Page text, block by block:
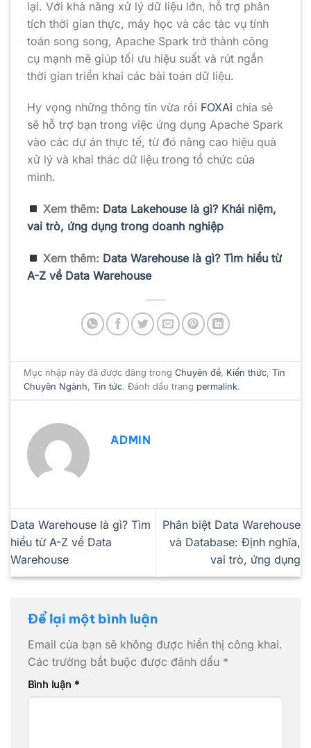
lại. Với khả năng xử lý dữ liệu lớn, hỗ trợ phân
tích thời gian thực, máy học và các tác vụ tính
toán song song, Apache Spark trở thành công
cụ mạnh mẽ giúp tối ưu hiệu suất và rút ngắn
thời gian triển khai các bài toán dữ liệu.
Hy vọng những thông tin vừa rồi FOXAi chia sẻ
sẽ hỗ trợ bạn trong việc ứng dụng Apache Spark
vào các dự án thực tế, từ đó nâng cao hiệu quả
xử lý và khai thác dữ liệu trong tổ chức của
mình.
Xem thêm: Data Lakehouse là gì? Khái niệm,
vai trò, ứng dụng trong doanh nghiệp
Xem thêm: Data Warehouse là gì? Tìm hiểu từ
A-Z về Data Warehouse
Mục nhập này đã được đăng trongChuyên đề, Kiến thức,Tin
Chuyên Ngành,Tin tức. Đánh dấu trang permalink.
ADMIN
Data Warehouse là gì? Tìm
hiểu từ A-Z về Data
Warehouse
Phân biệt Data Warehouse
và Database: Định nghĩa,
vai trò, ứng dụng
Để lại một bình luận
Email của bạn sẽ không được hiển thị công khai.
Các trường bắt buộc được đánh dấu *
Bình luận *